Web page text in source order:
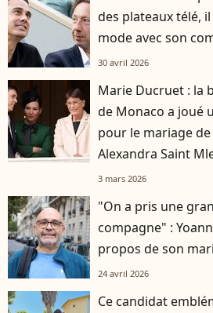
des plateaux télé,
mode avec son
30 avril 2026
Marie Ducruet : la
de Monaco a joué
pour le mariage
Alexandra Saint
3 mars 2026
"On a pris une
compagne" :
propos de son
24 avril 2026
Ce candidat